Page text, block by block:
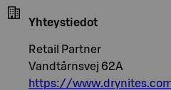
Yhteystiedot
Retail Partner
Vandtårnsvej 62A
https://